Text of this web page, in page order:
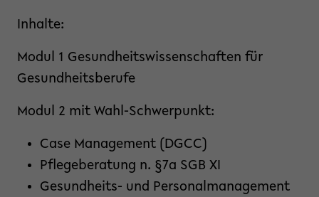
Inhalte:
Modul 1 Gesundheitswissenschaften für
Gesundheitsberufe
Modul 2 mit Wahl-Schwerpunkt:
Case Management (DGCC)
Pflegeberatung n. §7a SGB XI
Gesundheits- und Personalmanagement